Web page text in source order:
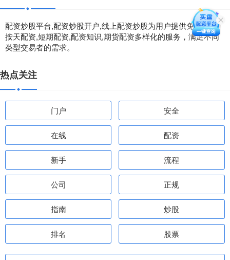
配资炒股平台,配资炒股开户,线上配资炒股为用户提供免息配资,
按天配资,短期配资,配资知识,期货配资多样化的服务，满足不同
类型交易者的需求。
热点关注
门户 安全
在线 配资
新手 流程
公司 正规
指南 炒股
排名 股票